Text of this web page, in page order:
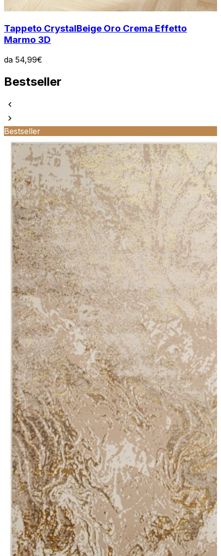
Tappeto CrystalBeige Oro Crema Effetto
Marmo 3D
da 54,99€
Bestseller
Bestseller